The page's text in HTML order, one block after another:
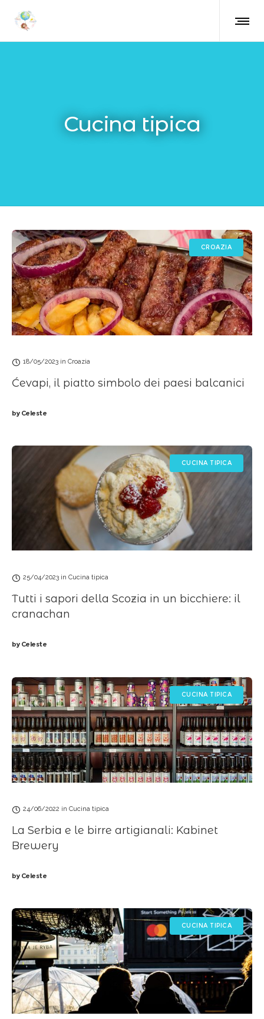
Cucina tipica
CROAZIA
18/05/2023 in Croazia
Ćevapi, il piatto simbolo dei paesi balcanici
byCeleste
CUCINA TIPICA
25/04/2023 in Cucina tipica
Tutti i sapori della Scozia in un bicchiere: il
cranachan
byCeleste
CUCINA TIPICA
24/06/2022 in Cucina tipica
La Serbia e le birre artigianali: Kabinet
Brewery
byCeleste
CUCINA TIPICA